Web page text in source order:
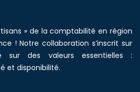
» de la comptabilité en région
! Notre collaboration s’inscrit sur
des valeurs essentielles :
et disponibilité.